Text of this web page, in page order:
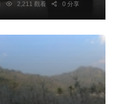
2,211 觀看 0 分享